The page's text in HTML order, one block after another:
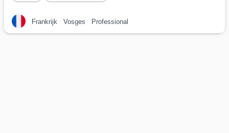
Frankrijk Vosges Professional